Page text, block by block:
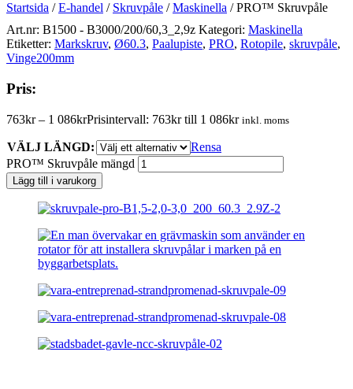
Startsida /E-handel / Skruvpåle /Maskinella /PRO™ Skruvpåle
Art.nr: B1500 - B3000/200/60,3_2,9z Kategori: Maskinella
Etiketter: Markskruv, Ø60.3, Paalupiste, PRO, Rotopile, skruvpåle,
Vinge200mm
Pris:
763kr – 1 086krPrisintervall: 763kr till 1 086kr inkl. moms
VÄLJ LÄNGD:
Rensa
PRO™ Skruvpåle mängd
Lägg till i varukorg